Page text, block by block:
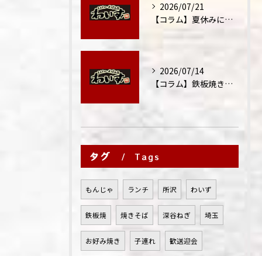
2026/07/21
【コラム】夏休みに家族外食が増える理由
2026/07/14
【コラム】鉄板焼きが"コミュニケーション飯"と呼ばれる理由
タグ Tags
もんじゃ ランチ 所沢 わいず
鉄板焼 焼きそば 深谷ねぎ 埼玉
お好み焼き 子連れ 歓送迎会